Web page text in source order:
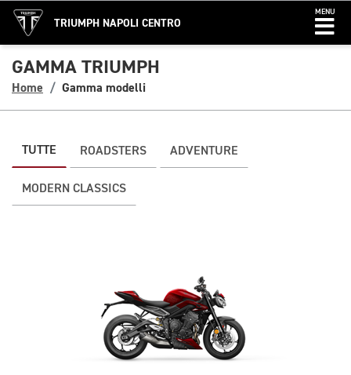
TRIUMPH NAPOLI CENTRO
MENU
GAMMA TRIUMPH
Home Gamma modelli
TUTTE ROADSTERS ADVENTURE
MODERN CLASSICS